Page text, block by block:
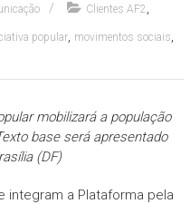
Clientes AF2 ,
popular, movimentos sociais,
mobilizará a população
base será apresentado
(DF)
integram a Plataforma pela